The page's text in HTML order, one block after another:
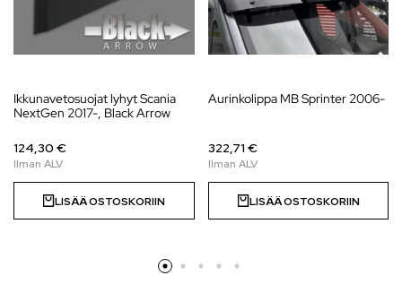
Ikkunavetosuojat lyhyt Scania
NextGen 2017-, Black Arrow
124,30 €
LISÄÄ OSTOSKORIIN
Aurinkolippa MB Sprinter 2006-
322,71 €
LISÄÄ OSTOSKORIIN